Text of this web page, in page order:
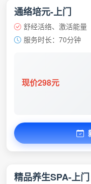
通络培元-上门
舒经活络、激活能量
服务时长：70分钟
现价298元
精品养生SPA-上门